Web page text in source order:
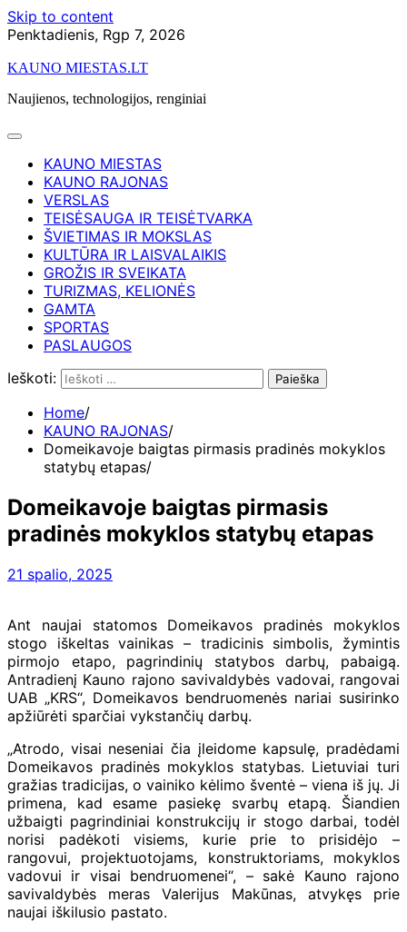
Skip to content
Penktadienis, Rgp 7, 2026
KAUNO MIESTAS.LT
Naujienos, technologijos, renginiai
KAUNO MIESTAS
KAUNO RAJONAS
VERSLAS
TEISĖSAUGA IR TEISĖTVARKA
ŠVIETIMAS IR MOKSLAS
KULTŪRA IR LAISVALAIKIS
GROŽIS IR SVEIKATA
TURIZMAS, KELIONĖS
GAMTA
SPORTAS
PASLAUGOS
Ieškoti:
Home
KAUNO RAJONAS
Domeikavoje baigtas pirmasis pradinės mokyklos
statybų etapas
Domeikavoje baigtas pirmasis
pradinės mokyklos statybų etapas
21 spalio, 2025
Ant naujai statomos Domeikavos pradinės mokyklos
stogo iškeltas vainikas – tradicinis simbolis, žymintis
pirmojo etapo, pagrindinių statybos darbų, pabaigą.
Antradienį Kauno rajono savivaldybės vadovai, rangovai
UAB „KRS“, Domeikavos bendruomenės nariai susirinko
apžiūrėti sparčiai vykstančių darbų.
„Atrodo, visai neseniai čia įleidome kapsulę, pradėdami
Domeikavos pradinės mokyklos statybas. Lietuviai turi
gražias tradicijas, o vainiko kėlimo šventė – viena iš jų. Ji
primena, kad esame pasiekę svarbų etapą. Šiandien
užbaigti pagrindiniai konstrukcijų ir stogo darbai, todėl
norisi padėkoti visiems, kurie prie to prisidėjo –
rangovui, projektuotojams, konstruktoriams, mokyklos
vadovui ir visai bendruomenei“, – sakė Kauno rajono
savivaldybės meras Valerijus Makūnas, atvykęs prie
naujai iškilusio pastato.